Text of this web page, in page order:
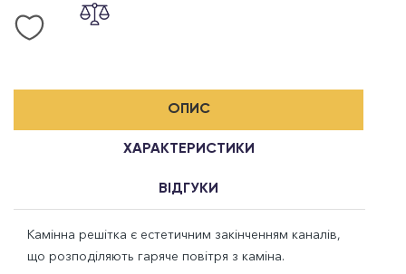
ОПИС
ХАРАКТЕРИСТИКИ
ВІДГУКИ
Камінна решітка є естетичним закінченням каналів,
що розподіляють гаряче повітря з каміна.